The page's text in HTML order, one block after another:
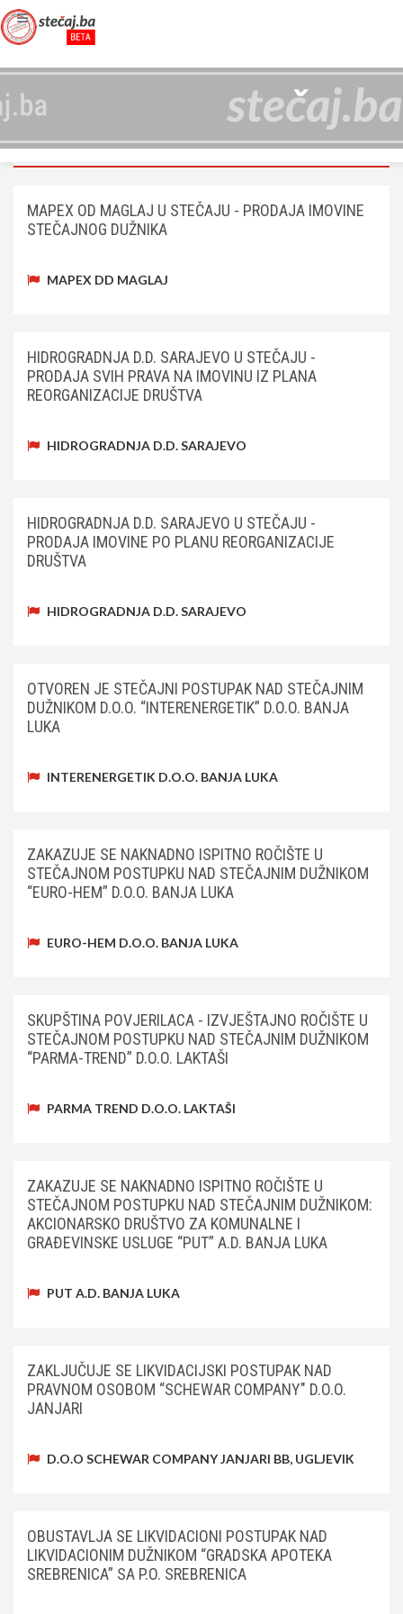
OGLASI
NASLOVNA OGLASI
MAPEX OD MAGLAJ U STEČAJU - PRODAJA IMOVINE
STEČAJNOG DUŽNIKA
MAPEX DD MAGLAJ
HIDROGRADNJA D.D. SARAJEVO U STEČAJU -
PRODAJA SVIH PRAVA NA IMOVINU IZ PLANA
REORGANIZACIJE DRUŠTVA
HIDROGRADNJA D.D. SARAJEVO
HIDROGRADNJA D.D. SARAJEVO U STEČAJU -
PRODAJA IMOVINE PO PLANU REORGANIZACIJE
DRUŠTVA
HIDROGRADNJA D.D. SARAJEVO
OTVOREN JE STEČAJNI POSTUPAK NAD STEČAJNIM
DUŽNIKOM D.O.O. “INTERENERGETIK” D.O.O. BANJA
LUKA
INTERENERGETIK D.O.O. BANJA LUKA
ZAKAZUJE SE NAKNADNO ISPITNO ROČIŠTE U
STEČAJNOM POSTUPKU NAD STEČAJNIM DUŽNIKOM
“EURO-HEM” D.O.O. BANJA LUKA
EURO-HEM D.O.O. BANJA LUKA
SKUPŠTINA POVJERILACA - IZVJEŠTAJNO ROČIŠTE U
STEČAJNOM POSTUPKU NAD STEČAJNIM DUŽNIKOM
“PARMA-TREND” D.O.O. LAKTAŠI
PARMA TREND D.O.O. LAKTAŠI
ZAKAZUJE SE NAKNADNO ISPITNO ROČIŠTE U
STEČAJNOM POSTUPKU NAD STEČAJNIM DUŽNIKOM:
AKCIONARSKO DRUŠTVO ZA KOMUNALNE I
GRAĐEVINSKE USLUGE “PUT” A.D. BANJA LUKA
PUT A.D. BANJA LUKA
ZAKLJUČUJE SE LIKVIDACIJSKI POSTUPAK NAD
PRAVNOM OSOBOM “SCHEWAR COMPANY" D.O.O.
JANJARI
D.O.O SCHEWAR COMPANY JANJARI BB, UGLJEVIK
OBUSTAVLJA SE LIKVIDACIONI POSTUPAK NAD
LIKVIDACIONIM DUŽNIKOM “GRADSKA APOTEKA
SREBRENICA” SA P.O. SREBRENICA